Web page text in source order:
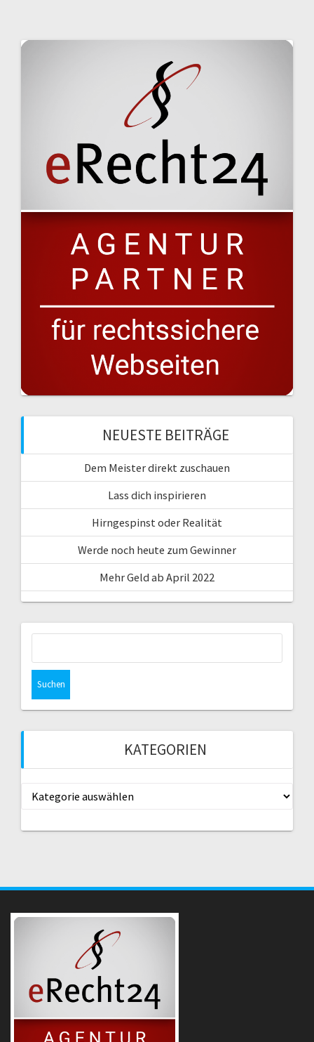
NEUESTE BEITRÄGE
Dem Meister direkt zuschauen
Lass dich inspirieren
Hirngespinst oder Realität
Werde noch heute zum Gewinner
Mehr Geld ab April 2022
KATEGORIEN
Kategorien